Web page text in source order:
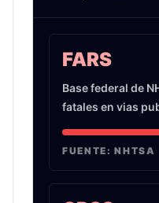
FARS
Base federal de
fatales en vias
FUENTE:NHTSA